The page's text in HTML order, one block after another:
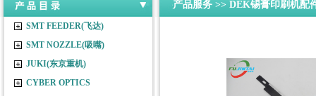
SMT FEEDER(飞达)
SMT NOZZLE(吸嘴)
JUKI(东京重机)
CYBER OPTICS
产品服务 >> DEK锡膏印刷机配